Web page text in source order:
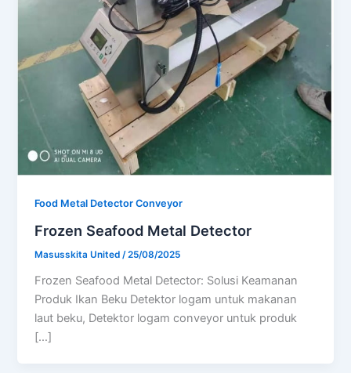
Food Metal Detector Conveyor
Frozen Seafood Metal Detector
Masusskita United/25/08/2025
Frozen Seafood Metal Detector: Solusi Keamanan
Produk Ikan Beku Detektor logam untuk makanan
laut beku, Detektor logam conveyor untuk produk
[…]